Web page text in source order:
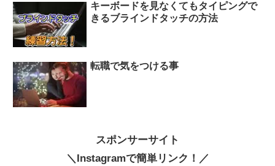
キーボードを見なくてもタイピングで
きるブラインドタッチの方法
転職で気をつける事
スポンサーサイト
＼Instagramで簡単リンク！／